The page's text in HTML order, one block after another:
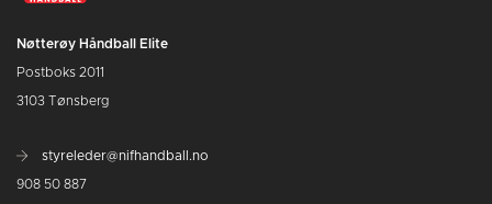
Nøtterøy Håndball Elite
Postboks 2011
3103 Tønsberg
styreleder@nifhandball.no
908 50 887